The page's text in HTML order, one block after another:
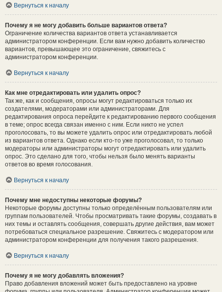
Вернуться к началу
Почему я не могу добавить больше вариантов ответа?
Ограничение количества вариантов ответа устанавливается
администратором конференции. Если вам нужно добавить количество
вариантов, превышающее это ограничение, свяжитесь с
администратором конференции.
Вернуться к началу
Как мне отредактировать или удалить опрос?
Так же, как и сообщения, опросы могут редактироваться только их
создателями, модераторами или администраторами. Для
редактирования опроса перейдите к редактированию первого сообщения
в теме; опрос всегда связан именно с ним. Если никто не успел
проголосовать, то вы можете удалить опрос или отредактировать любой
из вариантов ответа. Однако если кто-то уже проголосовал, то только
модераторы или администраторы могут отредактировать или удалить
опрос. Это сделано для того, чтобы нельзя было менять варианты
ответов во время голосования.
Вернуться к началу
Почему мне недоступны некоторые форумы?
Некоторые форумы доступны только определённым пользователям или
группам пользователей. Чтобы просматривать такие форумы, создавать в
них темы и оставлять сообщения, совершать другие действия, вам может
потребоваться специальное разрешение. Свяжитесь с модератором или
администратором конференции для получения такого разрешения.
Вернуться к началу
Почему я не могу добавлять вложения?
Право добавления вложений может быть предоставлено на уровне